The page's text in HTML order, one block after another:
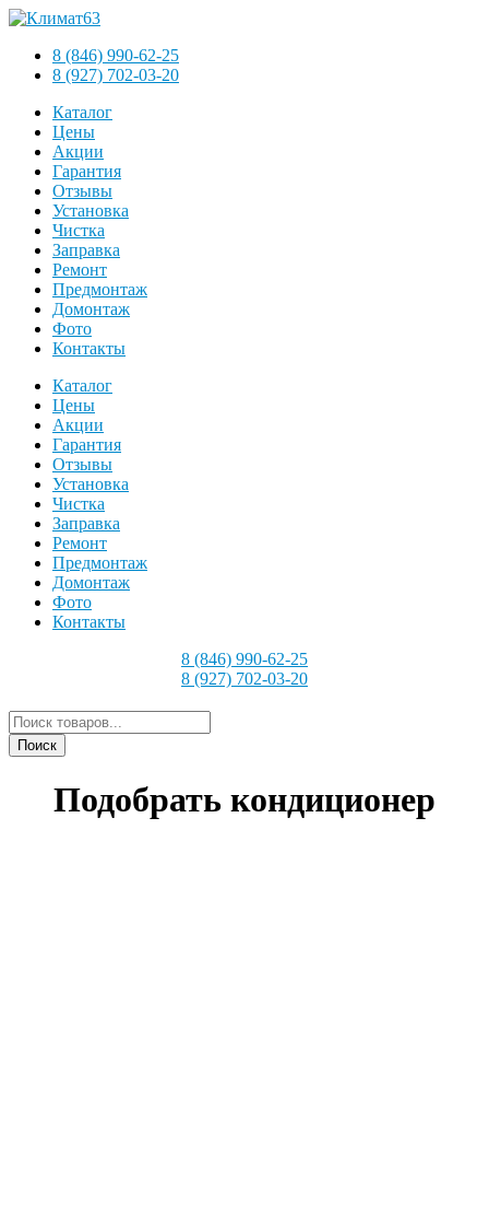
8 (846) 990-62-25
8 (927) 702-03-20
Каталог
Цены
Акции
Гарантия
Отзывы
Установка
Чистка
Заправка
Ремонт
Предмонтаж
Домонтаж
Фото
Контакты
Каталог
Цены
Акции
Гарантия
Отзывы
Установка
Чистка
Заправка
Ремонт
Предмонтаж
Домонтаж
Фото
Контакты
8 (846) 990-62-25
8 (927) 702-03-20
Поиск
товаров
Поиск
Подобрать кондиционер